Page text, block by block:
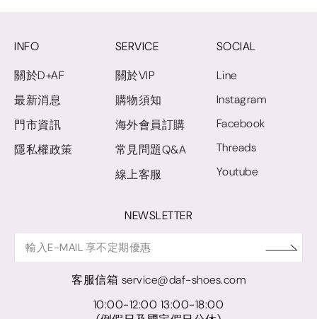
INFO
關於D+AF
最新消息
門市資訊
隱私權政策
SERVICE
關於VIP
購物須知
海外會員訂購
常見問題Q&A
線上客服
SOCIAL
Line
Instagram
Facebook
Threads
Youtube
NEWSLETTER
客服信箱 service@daf-shoes.com
10:00-12:00 13:00-18:00